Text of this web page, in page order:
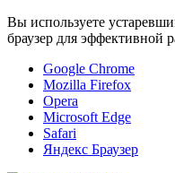
Вы используете
браузер для эффективной
Google Chrome
Mozilla Firefox
Opera
Microsoft Edge
Safari
Яндекс Браузер